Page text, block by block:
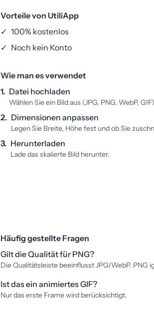
Vorteile von UtiliApp
✓ 100% kostenlos
✓ Noch kein Konto
Wie man es verwendet
1. Datei hochladen
Wählen Sie ein Bild aus (JPG, PNG, WebP,
2. Dimensionen anpassen
Legen Sie Breite, Höhe fest und ob Sie
3. Herunterladen
Lade das skalierte Bild herunter.
Häufig gestellte Fragen
Gilt die Qualität für PNG?
Die Qualitätsleiste beeinflusst JPG/WebP. PNG
Ist das ein animiertes GIF?
Nur das erste Frame wird berücksichtigt.